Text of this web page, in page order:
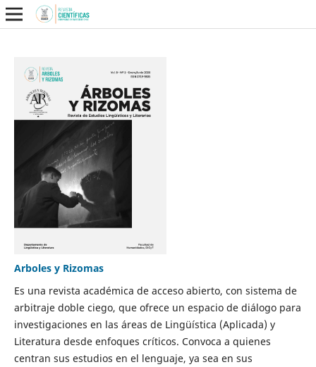
Arboles y Rizomas
Es una revista académica de acceso abierto, con sistema de
arbitraje doble ciego, que ofrece un espacio de diálogo para
investigaciones en las áreas de Lingüística (Aplicada) y
Literatura desde enfoques críticos. Convoca a quienes
centran sus estudios en el lenguaje, ya sea en sus